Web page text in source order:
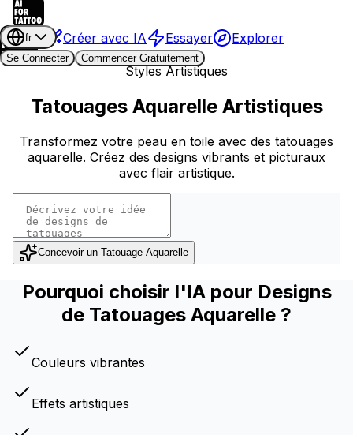
Créer avec IA Essayer Explorer
fr
Se Connecter
Commencer Gratuitement
Styles Artistiques
Tatouages Aquarelle Artistiques
Transformez votre peau en toile avec des tatouages
aquarelle. Créez des designs vibrants et picturaux
avec flair artistique.
Concevoir un Tatouage Aquarelle
Pourquoi choisir l'IA pour Designs
de Tatouages Aquarelle ?
Couleurs vibrantes
Effets artistiques